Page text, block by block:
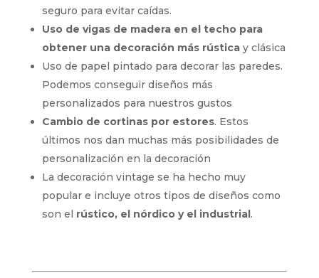
seguro para evitar caídas.
Uso de vigas de madera en el techo para
obtener una decoración más rústicay clásica
Uso de papel pintado para decorar las paredes.
Podemos conseguir diseños más
personalizados para nuestros gustos
Cambio de cortinas por estores. Estos
últimos nos dan muchas más posibilidades de
personalización en la decoración
La decoración vintage se ha hecho muy
popular e incluye otros tipos de diseños como
son el rústico, el nórdico y el industrial.